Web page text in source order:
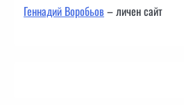
Геннадий Воробьов– личен сайт